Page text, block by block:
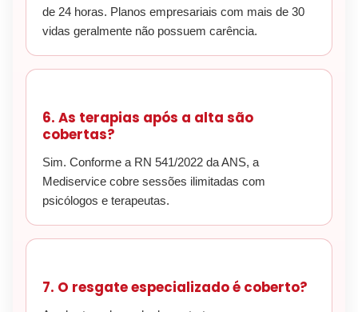
de 24 horas. Planos empresariais com mais de 30
vidas geralmente não possuem carência.
6. As terapias após a alta são
cobertas?
Sim. Conforme a RN 541/2022 da ANS, a
Mediservice cobre sessões ilimitadas com
psicólogos e terapeutas.
7. O resgate especializado é coberto?